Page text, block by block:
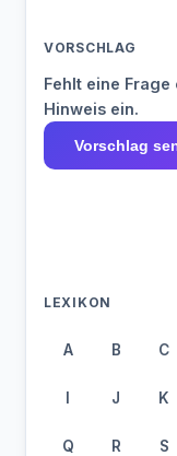
VORSCHLAG
Fehlt eine
Hinweis ein.
LEXIKON
A B C
I J K
Q R S